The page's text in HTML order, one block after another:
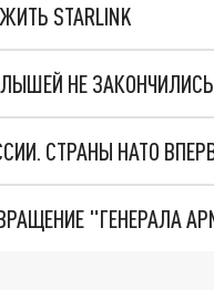
STARLINK
НЕ ЗАКОНЧИЛИСЬ